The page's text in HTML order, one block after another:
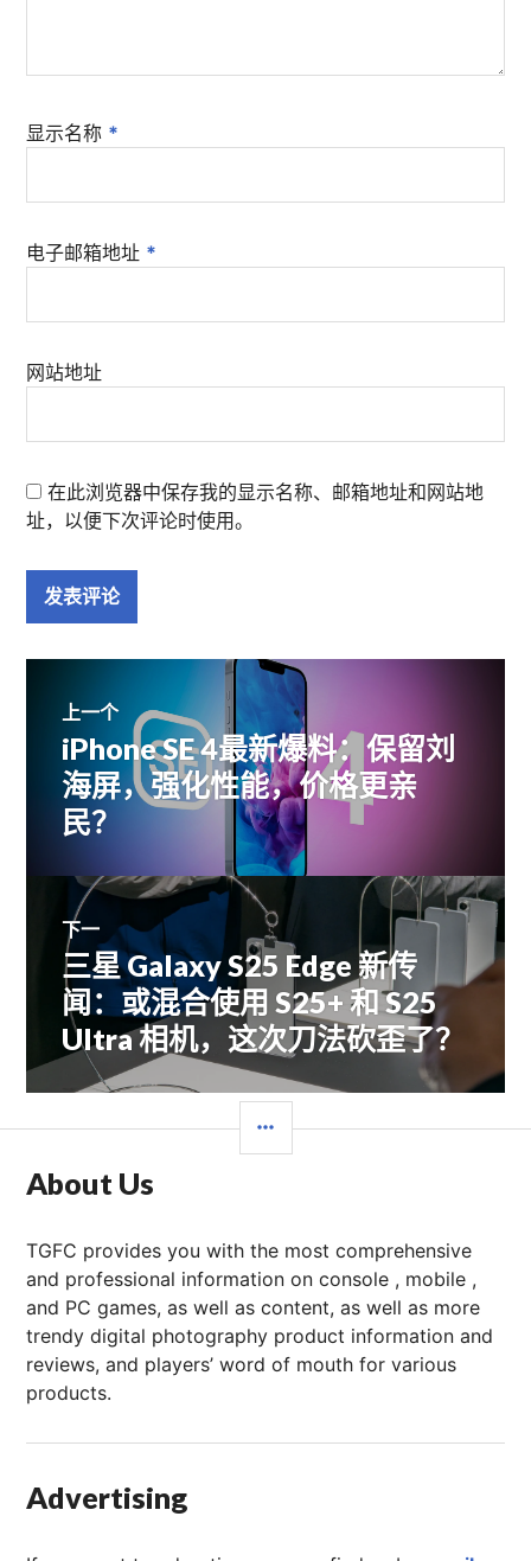
显示名称 *
电子邮箱地址 *
网站地址
在此浏览器中保存我的显示名称、邮箱地址和网站地
址，以便下次评论时使用。
文
章
导
航
上一个
上
篇
文
章：
iPhone SE 4最新爆料：保留刘
海屏，强化性能，价格更亲
民？
下一
下
篇
文
章：
三星 Galaxy S25 Edge 新传
闻：或混合使用 S25+ 和 S25
Ultra 相机，这次刀法砍歪了？
栏
About Us
TGFC provides you with the most comprehensive
and professional information on console , mobile ,
and PC games, as well as content, as well as more
trendy digital photography product information and
reviews, and players’ word of mouth for various
products.
Advertising